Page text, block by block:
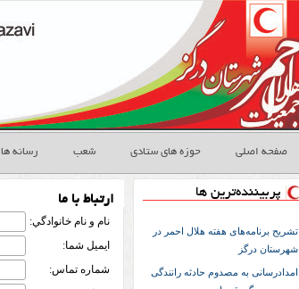
صفحه اصلی حوزه های ستادی شعب رسانه ها
پربیننده‌ترین ها
تشریح برنامه‌های هفته هلال احمر در
شهرستان درگز
امدادرسانی به مصدوم حادثه رانندگی
ارتباط با ما
نام و نام خانوادگي:
ايميل شما:
شماره تماس: